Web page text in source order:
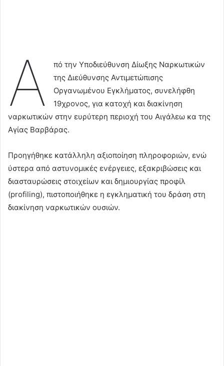
Α
πό την Υποδιεύθυνση Δίωξης Ναρκωτικών
της Διεύθυνσης Αντιμετώπισης
Οργανωμένου Εγκλήματος, συνελήφθη
19χρονος, για κατοχή και διακίνηση
ναρκωτικών στην ευρύτερη περιοχή του Αιγάλεω κα της
Αγίας Βαρβάρας.
Προηγήθηκε κατάλληλη αξιοποίηση πληροφοριών, ενώ
ύστερα από αστυνομικές ενέργειες, εξακριβώσεις και
διασταυρώσεις στοιχείων και δημιουργίας προφίλ
(profiling), πιστοποιήθηκε η εγκληματική του δράση στη
διακίνηση ναρκωτικών ουσιών.